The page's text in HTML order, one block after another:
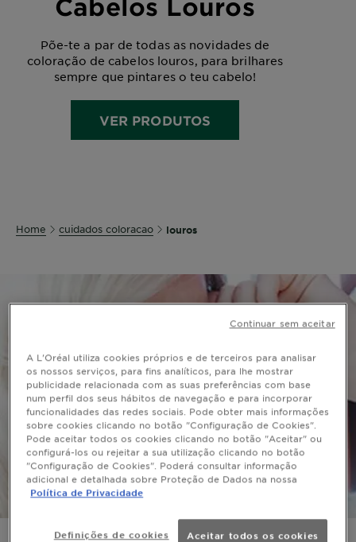
Cabelos Louros
Põe-te a par de todas as novidades de
coloração de cabelos louros, para brilhares
sempre que pintares o teu cabelo!
VER PRODUTOS
Home cuidados coloracao louros
A L'Oréal utiliza cookies próprios e de terceiros para analisar
os nossos serviços, para fins analíticos, para lhe mostrar
publicidade relacionada com as suas preferências com base
num perfil dos seus hábitos de navegação e para incorporar
funcionalidades das redes sociais. Pode obter mais informações
sobre cookies clicando no botão "Configuração de Cookies".
Pode aceitar todos os cookies clicando no botão "Aceitar" ou
configurá-los ou rejeitar a sua utilização clicando no botão
"Configuração de Cookies". Poderá consultar informação
adicional e detalhada sobre Proteção de Dados na nossa
Política de Privacidade
Definições de cookies Aceitar todos os cookies
Continuar sem aceitar